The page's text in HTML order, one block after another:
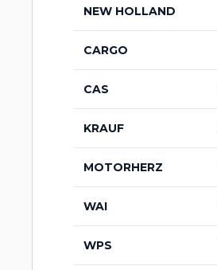
NEW HOLLAND
CARGO
CAS
KRAUF
MOTORHERZ
WAI
WPS